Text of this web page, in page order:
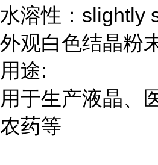
水溶性：slightly
外观白色结晶粉
用途:
用于生产液晶、
农药等